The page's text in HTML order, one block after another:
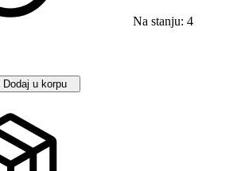
Na stanju: 4
| Dodaj u korpu